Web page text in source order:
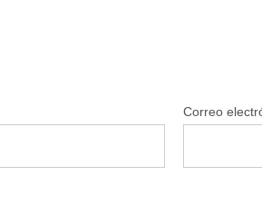
Correo